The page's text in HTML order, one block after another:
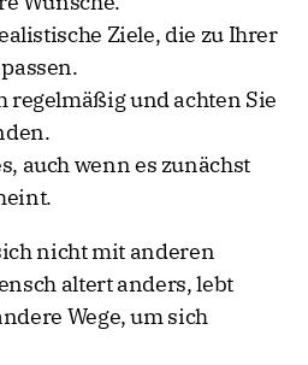
Ziele, die zu Ihrer
regelmäßig und achten Sie
auch wenn es zunächst
nicht mit anderen
altert anders, lebt
Wege, um sich